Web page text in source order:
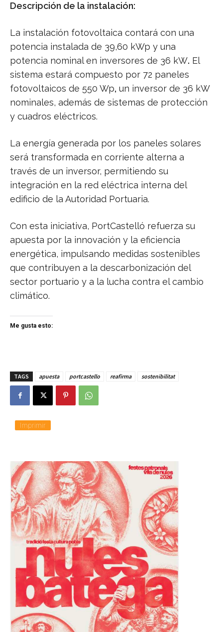
Descripción de la instalación:
La instalación fotovoltaica contará con una
potencia instalada de 39,60 kWp y una
potencia nominal en inversores de 36 kW. El
sistema estará compuesto por 72 paneles
fotovoltaicos de 550 Wp, un inversor de 36 kW
nominales, además de sistemas de protección
y cuadros eléctricos.
La energía generada por los paneles solares
será transformada en corriente alterna a
través de un inversor, permitiendo su
integración en la red eléctrica interna del
edificio de la Autoridad Portuaria.
Con esta iniciativa, PortCastelló refuerza su
apuesta por la innovación y la eficiencia
energética, impulsando medidas sostenibles
que contribuyen a la descarbonización del
sector portuario y a la lucha contra el cambio
climático.
Me gusta esto:
TAGS apuesta portcastello reafirma sostenibilitat
Imprimir